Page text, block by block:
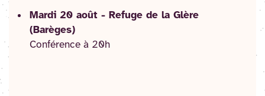
Mardi 20 août - Refuge de la Glère
(Barèges)
Conférence à 20h